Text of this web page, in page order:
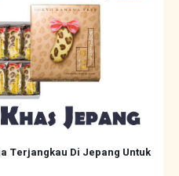
Terjangkau Di Jepang Untuk